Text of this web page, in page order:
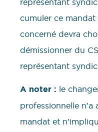
cumuler ce mandat
concerné devra
démissionner du
représentant
A noter : le
professionnelle
mandat et